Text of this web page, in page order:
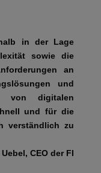
in der Lage
sowie die
an
und
von digitalen
und für die
verständlich zu
CEO der FI